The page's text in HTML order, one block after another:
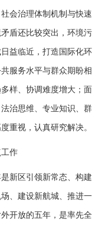
会治理体制机制与快速
盾还比较突出，环境污
益临近，打造国际化环
服务水平与群众期盼相
样、协调难度增大；面
治思维、专业知识、群
重视，认真研究解决。
作
新区引领新常态、构建
、建设新航城、推进一
开放的五年，是率先全